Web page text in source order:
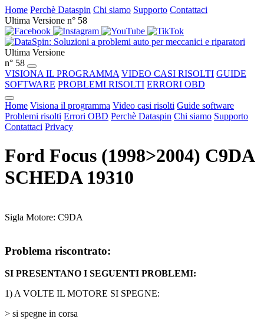
Home Perchè Dataspin Chi siamo Supporto Contattaci
Ultima Versione n° 58
Ultima Versione
n° 58
VISIONA IL PROGRAMMA VIDEO CASI RISOLTI GUIDE
SOFTWARE PROBLEMI RISOLTI ERRORI OBD
Home Visiona il programma Video casi risolti Guide software
Problemi risolti Errori OBD Perchè Dataspin Chi siamo Supporto
Contattaci Privacy
Ford Focus (1998>2004) C9DA
SCHEDA 19310
Sigla Motore: C9DA
Problema riscontrato:
SI PRESENTANO I SEGUENTI PROBLEMI:
1) A VOLTE IL MOTORE SI SPEGNE:
> si spegne in corsa